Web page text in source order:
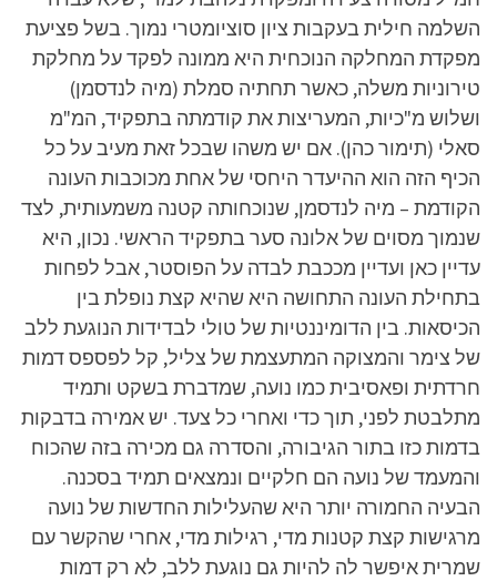
השלמה חילית בעקבות ציון סוציומטרי נמוך. בשל פציעת
מפקדת המחלקה הנוכחית היא ממונה לפקד על מחלקת
טירוניות משלה, כאשר תחתיה סמלת (מיה לנדסמן)
ושלוש מ"כיות, המעריצות את קודמתה בתפקיד, המ"מ
סאלי (תימור כהן). אם יש משהו שבכל זאת מעיב על כל
הכיף הזה הוא ההיעדר היחסי של אחת מכוכבות העונה
הקודמת – מיה לנדסמן, שנוכחותה קטנה משמעותית, לצד
שנמוך מסוים של אלונה סער בתפקיד הראשי. נכון, היא
עדיין כאן ועדיין מככבת לבדה על הפוסטר, אבל לפחות
בתחילת העונה התחושה היא שהיא קצת נופלת בין
הכיסאות. בין הדומיננטיות של טולי לבדידות הנוגעת ללב
של צימר והמצוקה המתעצמת של צליל, קל לפספס דמות
חרדתית ופאסיבית כמו נועה, שמדברת בשקט ותמיד
מתלבטת לפני, תוך כדי ואחרי כל צעד. יש אמירה בדבקות
בדמות כזו בתור הגיבורה, והסדרה גם מכירה בזה שהכוח
והמעמד של נועה הם חלקיים ונמצאים תמיד בסכנה.
הבעיה החמורה יותר היא שהעלילות החדשות של נועה
מרגישות קצת קטנות מדי, רגילות מדי, אחרי שהקשר עם
שמרית איפשר לה להיות גם נוגעת ללב, לא רק דמות